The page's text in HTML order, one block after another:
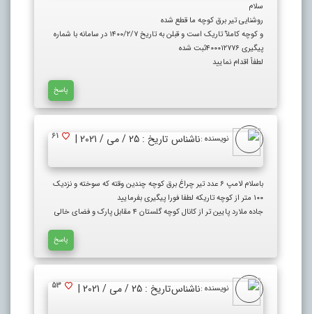
سلام
روشنایی تیر برق کوچه ما قطع شده
و کوچه کاملآ تاریک است و قبلن به تاریخ ۱۴۰۰/۲/۷ در سامانه با شماره
پیگیری ۴۰۰۰۱۲۷۷۶ثبت شده
لطفاً اقدام نمایید
پاسخ
نویسنده :ناشناس تاریخ : 25 / می / 2021 | 61
باسلام لامپ ۶ عدد تیر چراغ برق کوچه چندین وقته که سوخته و نزدیک
۱۰۰ متر از کوچه تاریکه لطفا فورا پیگیری بفرمایید
جاده ملارد پایین تر از کانال کوچه گلستان ۴ مقابل پارک و فضای خالی
پاسخ
نویسنده :ناشناستاریخ : 25 / می / 2021 | 53